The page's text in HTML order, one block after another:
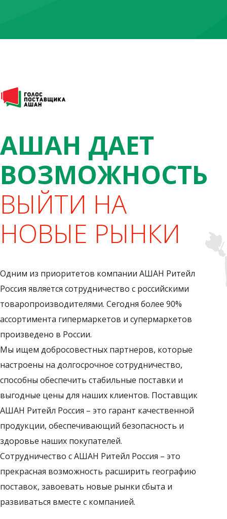
АШАН ДАЕТ
ВОЗМОЖНОСТЬ
ВЫЙТИ НА
НОВЫЕ РЫНКИ
Одним из приоритетов компании АШАН Ритейл
Россия является сотрудничество с российскими
товаропроизводителями. Сегодня более 90%
ассортимента гипермаркетов и супермаркетов
произведено в России.
Мы ищем добросовестных партнеров, которые
настроены на долгосрочное сотрудничество,
способны обеспечить стабильные поставки и
выгодные цены для наших клиентов. Поставщик
АШАН Ритейл Россия – это гарант качественной
продукции, обеспечивающий безопасность и
здоровье наших покупателей.
Сотрудничество с АШАН Ритейл Россия – это
прекрасная возможность расширить географию
поставок, завоевать новые рынки сбыта и
развиваться вместе с компанией.